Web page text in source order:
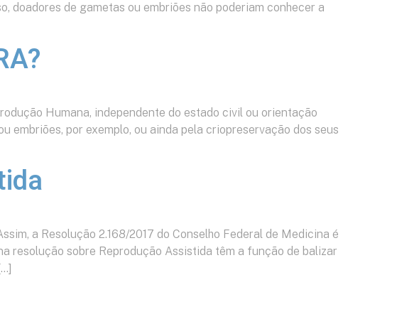
doadores de gametas ou embriões não poderiam conhecer a
Humana, independente do estado civil ou orientação
embriões, por exemplo, ou ainda pela criopreservação dos seus
a Resolução 2.168/2017 do Conselho Federal de Medicina é
resolução sobre Reprodução Assistida têm a função de balizar